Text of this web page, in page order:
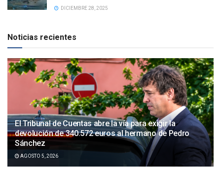
DICIEMBRE 28, 2025
Noticias recientes
El Tribunal de Cuentas abre la vía para exigir la
devolución de 340.572 euros al hermano de Pedro
Sánchez
AGOSTO 5, 2026